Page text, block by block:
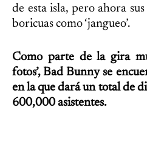
de esta isla, pero ahora
boricuas como ‘jangueo’.
Como parte de la gira
fotos’, Bad Bunny se
en la que dará un total de
600,000 asistentes.